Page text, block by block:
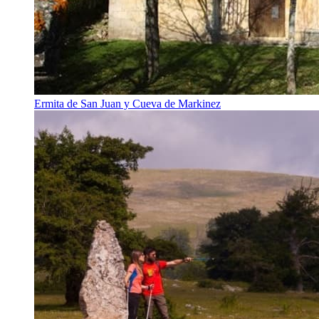
Ermita de San Juan y Cueva de Markinez